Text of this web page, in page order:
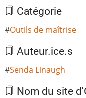
Catégorie
Outils de maîtrise
Auteur.ice.s
Senda Linaugh
Nom du site